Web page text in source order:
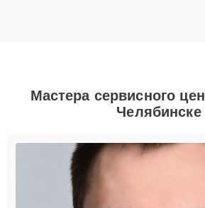
Мастера сервисного
Челябинске